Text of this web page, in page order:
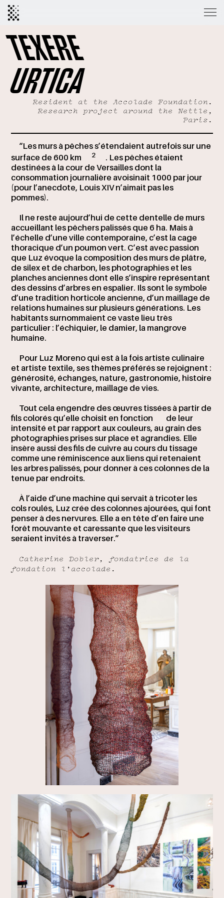
TEXERE
URTICA
Resident at the Accolade Foundation.
Research project around the Nettle,
Paris.
“Les murs à pêches s’étendaient autrefois sur une
surface de 600 km
2
. Les pêches étaient
destinées à la cour de Versailles dont la
consommation journalière avoisinait 1000 par jour
(pour l’anecdote, Louis XIV n’aimait pas les
pommes).
Il ne reste aujourd’hui de cette dentelle de murs
accueillant les pêchers palissés que 6 ha. Mais à
l’échelle d’une ville contemporaine, c’est la cage
thoracique d’un poumon vert. C’est avec passion
que Luz évoque la composition des murs de plâtre,
de silex et de charbon, les photographies et les
planches anciennes dont elle s’inspire représentant
des dessins d’arbres en espalier. Ils sont le symbole
d’une tradition horticole ancienne, d’un maillage de
relations humaines sur plusieurs générations. Les
habitants surnommaient ce vaste lieu très
particulier : l’échiquier, le damier, la mangrove
humaine.
Pour Luz Moreno qui est à la fois artiste culinaire
et artiste textile, ses thèmes préférés se rejoignent :
générosité, échanges, nature, gastronomie, histoire
vivante, architecture, maillage de vies.
Tout cela engendre des œuvres tissées à partir de
fils colorés qu’elle choisit en fonction
de leur
intensité et par rapport aux couleurs, au grain des
photographies prises sur place et agrandies. Elle
insère aussi des fils de cuivre au cours du tissage
comme une réminiscence aux liens qui retenaient
les arbres palissés, pour donner à ces colonnes de la
tenue par endroits.
À l’aide d’une machine qui servait à tricoter les
cols roulés, Luz crée des colonnes ajourées, qui font
penser à des nervures. Elle a en tête d’en faire une
forêt mouvante et caressante que les visiteurs
seraient invités à traverser.”
Catherine Dobler, fondatrice de la
fondation l’accolade.